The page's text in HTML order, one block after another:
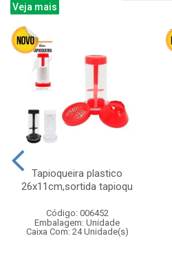
Veja mais
Tapioqueira plastico
26x11cm,sortida tapioqu
Código: 006452
Embalagem: Unidade
Caixa Com: 24 Unidade(s)